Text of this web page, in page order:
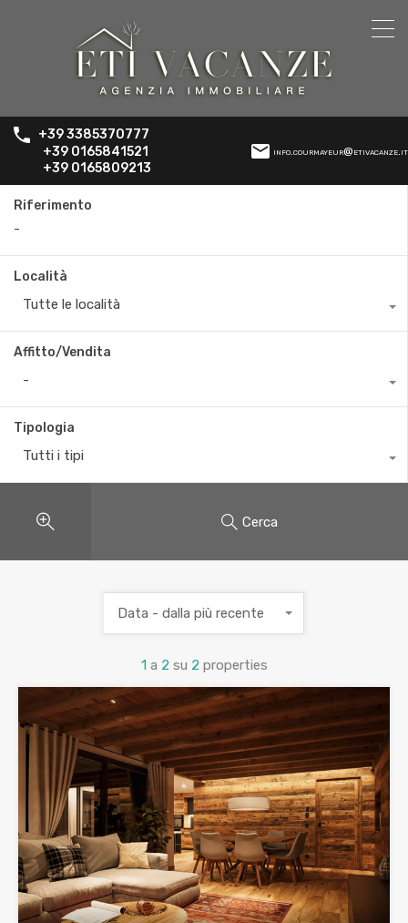
+39 3385370777
+39 0165841521
+39 0165809213
info.courmayeur@etivacanze.it
Riferimento
Località
Tutte le località
Affitto/Vendita
-
Tipologia
Tutti i tipi
Cerca
1 a 2 su 2 properties
Data - dalla più recente